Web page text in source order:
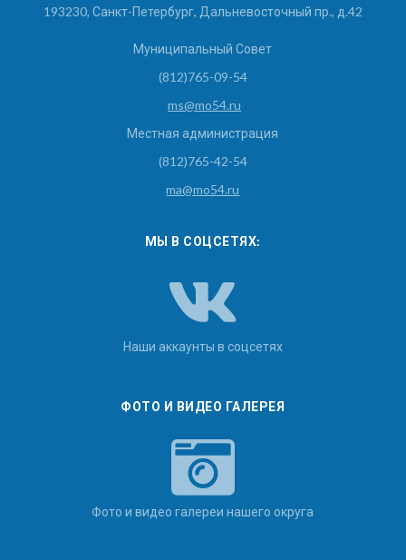
193230, Санкт-Петербург, Дальневосточный пр., д.42
Муниципальный Совет
(812)765-09-54
ms@mo54.ru
Местная администрация
(812)765-42-54
ma@mo54.ru
МЫ В СОЦСЕТЯХ:
Наши аккаунты в соцсетях
ФОТО И ВИДЕО ГАЛЕРЕЯ
Фото и видео галереи нашего округа